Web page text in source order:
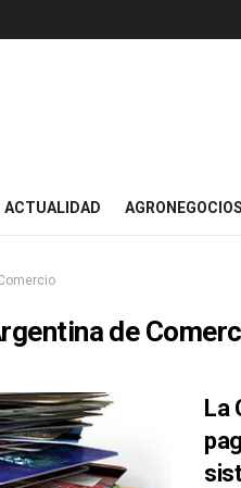
ACTUALIDAD AGRONEGOCIOS
de
La